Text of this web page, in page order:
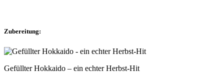
Zubereitung:
Gefüllter Hokkaido – ein echter Herbst-Hit